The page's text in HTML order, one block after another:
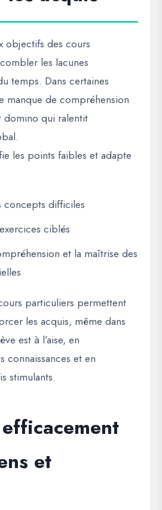
objectifs des cours
combler les lacunes
temps. Dans certaines
manque de compréhension
qui ralentit
les points faibles et adapte
concepts difficiles
ciblés
et la maîtrise des
particuliers permettent
les acquis, même dans
est à l’aise, en
connaissances et en
stimulants.
et